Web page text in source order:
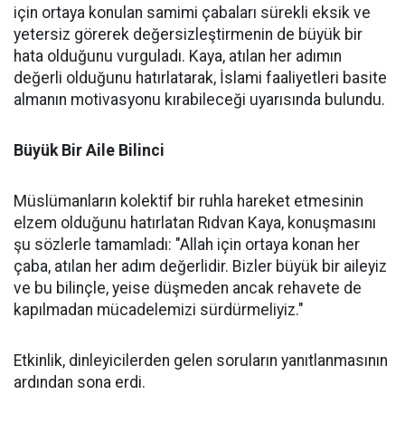
için ortaya konulan samimi çabaları sürekli eksik ve
yetersiz görerek değersizleştirmenin de büyük bir
hata olduğunu vurguladı. Kaya, atılan her adımın
değerli olduğunu hatırlatarak, İslami faaliyetleri basite
almanın motivasyonu kırabileceği uyarısında bulundu.
Büyük Bir Aile Bilinci
Müslümanların kolektif bir ruhla hareket etmesinin
elzem olduğunu hatırlatan Rıdvan Kaya, konuşmasını
şu sözlerle tamamladı: "Allah için ortaya konan her
çaba, atılan her adım değerlidir. Bizler büyük bir aileyiz
ve bu bilinçle, yeise düşmeden ancak rehavete de
kapılmadan mücadelemizi sürdürmeliyiz."
Etkinlik, dinleyicilerden gelen soruların yanıtlanmasının
ardından sona erdi.